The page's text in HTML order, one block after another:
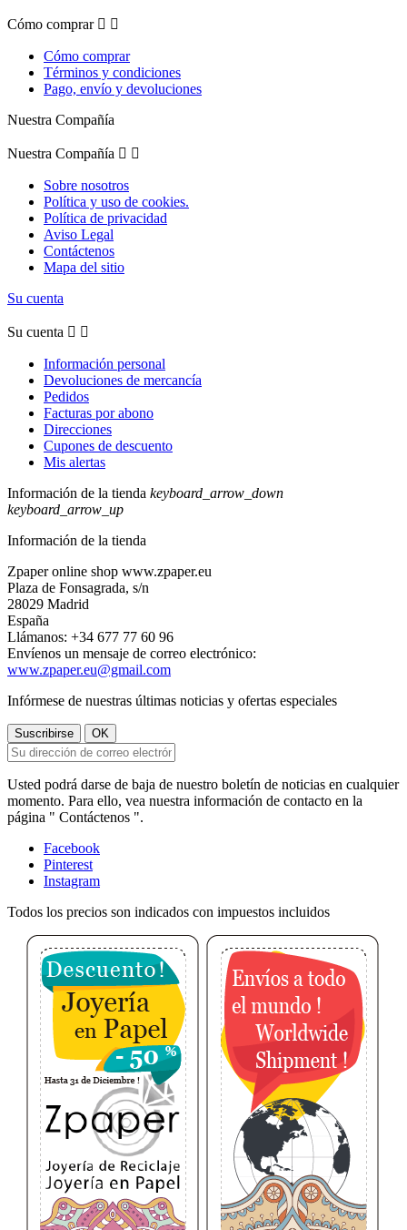
Cómo comprar  
Cómo comprar
Términos y condiciones
Pago, envío y devoluciones
Nuestra Compañía
Nuestra Compañía  
Sobre nosotros
Política y uso de cookies.
Política de privacidad
Aviso Legal
Contáctenos
Mapa del sitio
Su cuenta
Su cuenta  
Información personal
Devoluciones de mercancía
Pedidos
Facturas por abono
Direcciones
Cupones de descuento
Mis alertas
Información de la tienda keyboard_arrow_down
keyboard_arrow_up
Información de la tienda
Zpaper online shop www.zpaper.eu
Plaza de Fonsagrada, s/n
28029 Madrid
España
Llámanos: +34 677 77 60 96
Envíenos un mensaje de correo electrónico:
www.zpaper.eu@gmail.com
Infórmese de nuestras últimas noticias y ofertas especiales
Usted podrá darse de baja de nuestro boletín de noticias en cualquier
momento. Para ello, vea nuestra información de contacto en la
página " Contáctenos ".
Facebook
Pinterest
Instagram
Todos los precios son indicados con impuestos incluidos